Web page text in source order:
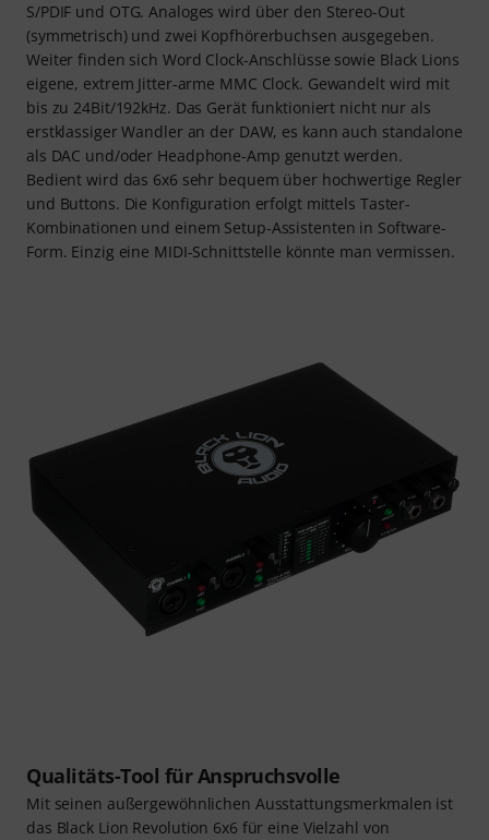
S/PDIF und OTG. Analoges wird über den Stereo-Out
(symmetrisch) und zwei Kopfhörerbuchsen ausgegeben.
Weiter finden sich Word Clock-Anschlüsse sowie Black Lions
eigene, extrem Jitter-arme MMC Clock. Gewandelt wird mit
bis zu 24Bit/192kHz. Das Gerät funktioniert nicht nur als
erstklassiger Wandler an der DAW, es kann auch standalone
als DAC und/oder Headphone-Amp genutzt werden.
Bedient wird das 6x6 sehr bequem über hochwertige Regler
und Buttons. Die Konfiguration erfolgt mittels Taster-
Kombinationen und einem Setup-Assistenten in Software-
Form. Einzig eine MIDI-Schnittstelle könnte man vermissen.
Qualitäts-Tool für Anspruchsvolle
Mit seinen außergewöhnlichen Ausstattungsmerkmalen ist
das Black Lion Revolution 6x6 für eine Vielzahl von